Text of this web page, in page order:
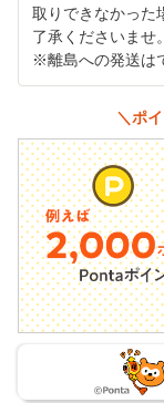
取りできなかった
了承くださいませ。
※離島への発送は
＼ポ